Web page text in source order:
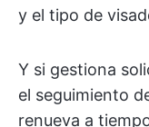
y el tipo de
Y si gestiona
el seguimiento
renueva a